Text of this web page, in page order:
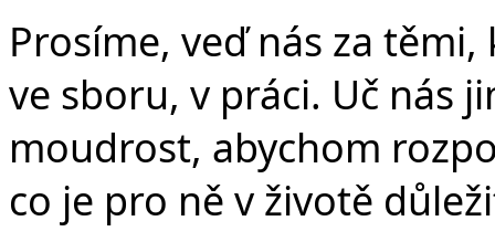
Prosíme, veď nás za
ve sboru, v práci. Uč nás
moudrost, abychom
co je pro ně v životě